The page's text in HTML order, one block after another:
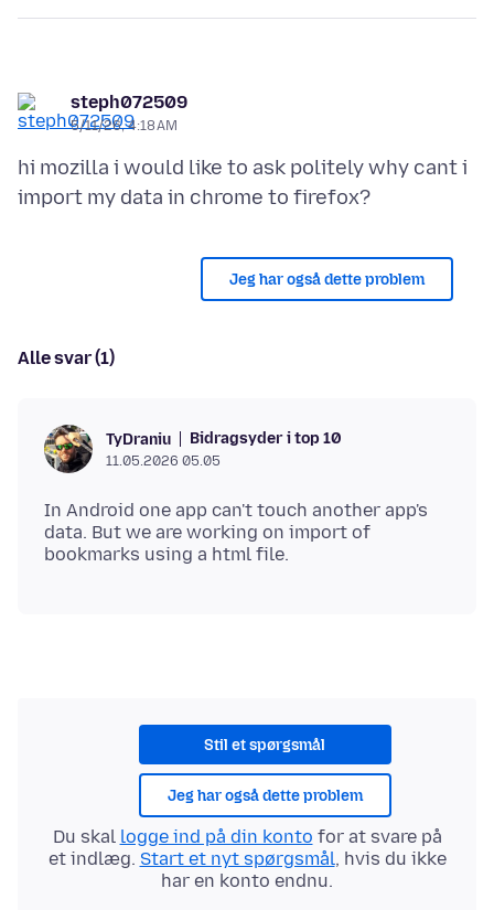
steph072509
5/11/26, 4:18 AM
hi mozilla i would like to ask politely why cant i
Jeg har også dette problem
Alle svar (1)
TyDraniu Bidragsyder i top 10
11.05.2026 05.05
In Android one app can't touch another app's
data. But we are working on import of
Stil et spørgsmål
Jeg har også dette problem
Du skal logge ind på din konto for at svare på
et indlæg. Start et nyt spørgsmål, hvis du ikke
har en konto endnu.